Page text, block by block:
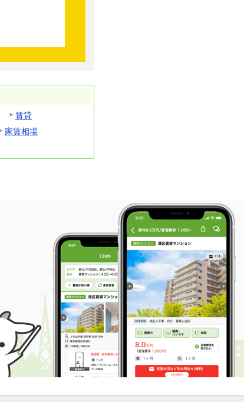
賃貸
家賃相場